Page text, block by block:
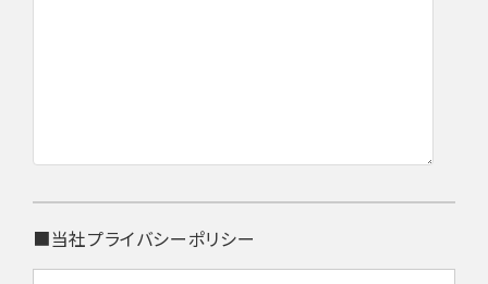
■当社プライバシーポリシー